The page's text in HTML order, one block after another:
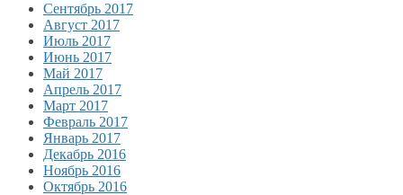
Сентябрь 2017
Август 2017
Июль 2017
Июнь 2017
Май 2017
Апрель 2017
Март 2017
Февраль 2017
Январь 2017
Декабрь 2016
Ноябрь 2016
Октябрь 2016